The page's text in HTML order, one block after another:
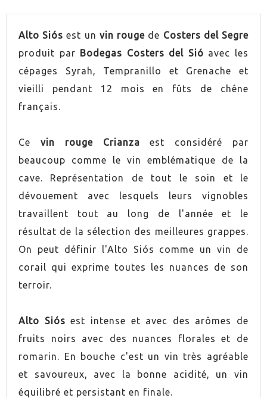
VOLUMEN
GRADUACIÓN 14,0%
AÑADA 2022
ORIGEN Costers del Segre
CONTIENE SULFITOS Oui
ELABORACIÓN
ENVEJECIMIENTO Vieilli en bois
SERVICIO 16.0ºC
Alto Siós est un vin rouge de Costers del Segre
produit par Bodegas Costers del Sió avec les
cépages Syrah, Tempranillo et Grenache et
vieilli pendant 12 mois en fûts de chêne
français.
Ce vin rouge Crianza est considéré par
beaucoup comme le vin emblématique de la
cave. Représentation de tout le soin et le
dévouement avec lesquels leurs vignobles
travaillent tout au long de l'année et le
résultat de la sélection des meilleures grappes.
On peut définir l'Alto Siós comme un vin de
corail qui exprime toutes les nuances de son
terroir.
Alto Siós est intense et avec des arômes de
fruits noirs avec des nuances florales et de
romarin. En bouche c'est un vin très agréable
et savoureux, avec la bonne acidité, un vin
équilibré et persistant en finale.